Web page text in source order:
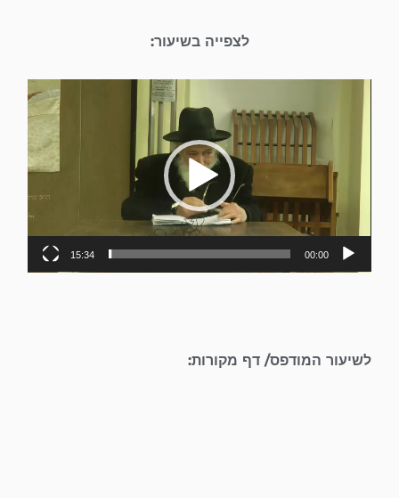
לצפייה בשיעור:
וידאו
00:00
15:34
לשיעור המודפס/ דף מקורות: